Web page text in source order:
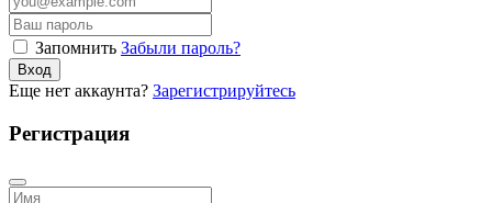
Запомнить Забыли пароль?
Вход
Еще нет аккаунта? Зарегистрируйтесь
Регистрация